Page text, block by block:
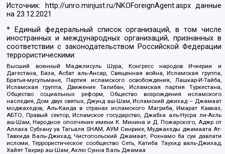
Источник: http://unro.minjust.ru/NKOForeignAgent.aspxданные
на23.12.2021
* Единый федеральный список организаций, в том числе
иностранных и международных организаций, признанных в
соответствии с законодательством Российской Федерации
террористическими:
Высший военный Маджлисуль Шура, Конгресс народов Ичкерии и
Дагестана, База, Асбат аль-Ансар, Священная война, Исламская группа,
Братья-мусульмане, Партия исламского освобождения, Лашкар-И-Тайба,
Исламская группа, Движение Талибан, Исламская партия Туркестана,
Общество социальных реформ, Общество возрождения исламского
наследия, Дом двух святых, Джунд аш-Шам, Исламский джихад – Джамаат
моджахедов, Аль-Каида в странах исламского Магриба, Имарат Кавказ,
АБТО, Правый сектор, Исламское государство, Джабха аль-Нусра ли-Ахль
аш-Шам, Народное ополчение имени К. Минина и Д. Пожарского, Аджр от
Аллаха Субхану уа Тагьаля SHAM, АУМ Синрике, Муджахеды джамаата Ат-
Тавхида Валь-Джихад, Чистопольский Джамаат, Рохнамо ба суи давлати
исломи, Террористическое сообщество Сеть, Катиба Таухид валь-Джихад,
Хайят Тахрир аш-Шам, Ахлю Сунна Валь Джамаа